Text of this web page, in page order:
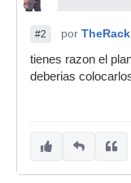
#2 por TheRack
tienes razon el
deberias